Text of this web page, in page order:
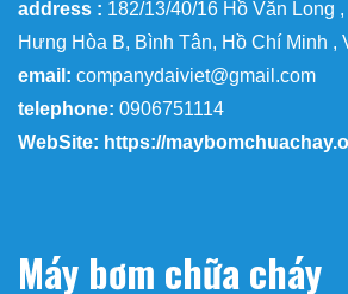
address : 182/13/40/16 Hồ Văn Long
Hưng Hòa B, Bình Tân, Hồ Chí Minh ,
email: companydaiviet@gmail.com
telephone: 0906751114
WebSite: https://
Máy bơm chữa cháy